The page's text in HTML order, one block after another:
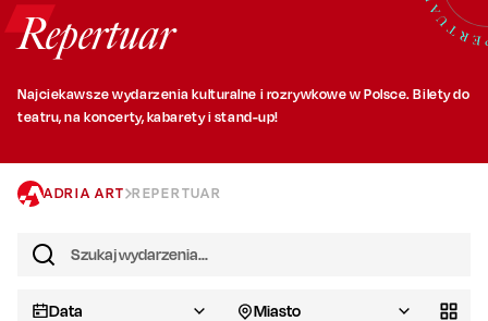
Repertuar
Najciekawsze wydarzenia kulturalne i rozrywkowe w Polsce. Bilety do
teatru, na koncerty, kabaretyi stand-up!
ADRIA ART REPERTUAR
Data Miasto